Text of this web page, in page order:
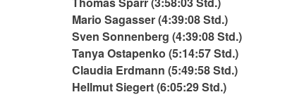
Mario Sagasser (4:39:08 Std.)
Sven Sonnenberg (4:39:08 Std.)
Tanya Ostapenko (5:14:57 Std.)
Claudia Erdmann (5:49:58 Std.)
Hellmut Siegert (6:05:29 Std.)